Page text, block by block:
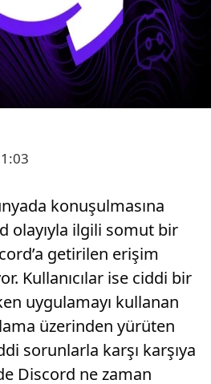
konuşulmasına
olayıyla ilgili somut bir
getirilen erişim
Kullanıcılar ise ciddi bir
uygulamayı kullanan
üzerinden yürüten
sorunlarla karşı karşıya
Discord ne zaman